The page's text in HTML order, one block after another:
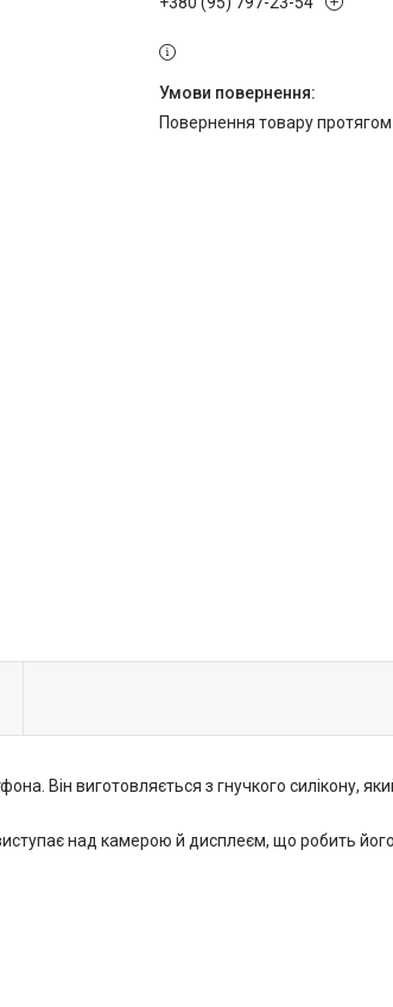
повернення товару протягом
Він виготовляється з гнучкого силікону,
над камерою й дисплеєм, що робить